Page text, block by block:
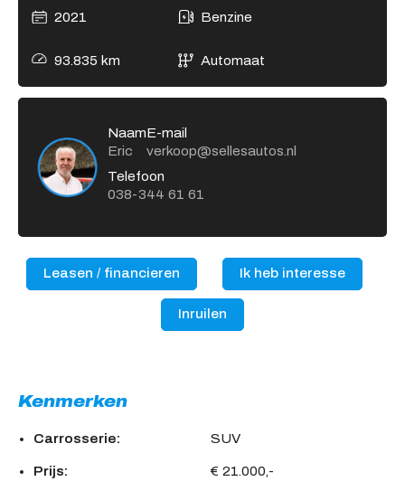
Za
2021 Benzine
93.835 km Automaat
Naam
Eric
E-mail
verkoop@sellesautos.nl
Telefoon
038-344 61 61
Leasen / financieren Ik heb interesse
Inruilen
Kenmerken
Carrosserie: SUV
Prijs: € 21.000,-